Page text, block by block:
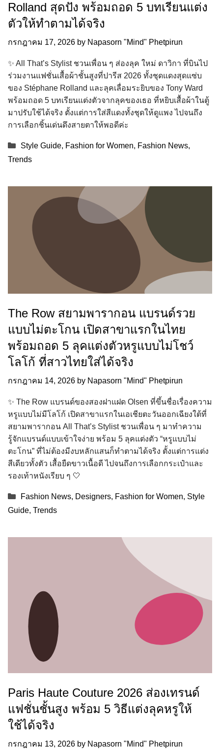
Rolland สุดปัง พร้อมถอด 5 บทเรียนแต่ง
ตัวให้ทำตามได้จริง
กรกฎาคม 17, 2026 by Napasorn "Mind" Phetpirun
✨ All That’s Stylist ชวนเพื่อน ๆ ส่องลุค ใหม่ ดาวิกา ที่บินไป
ร่วมงานแฟชั่นเสื้อผ้าชั้นสูงที่ปารีส 2026 ทั้งชุดแดงสุดแซ่บ
ของ Stéphane Rolland และลุคเลื่อมระยิบของ Tony Ward
พร้อมถอด 5 บทเรียนแต่งตัวจากลุคของเธอ ที่หยิบเสื้อผ้าในตู้
มาปรับใช้ได้จริง ตั้งแต่การใส่สีแดงทั้งชุดให้ดูแพง ไปจนถึง
การเลือกชิ้นเด่นดึงสายตาให้พอดีค่ะ
Categories
Style Guide, Fashion for Women, Fashion News,
Trends
The Row สยามพารากอน แบรนด์รวย
แบบไม่ตะโกน เปิดสาขาแรกในไทย
พร้อมถอด 5 ลุคแต่งตัวหรูแบบไม่โชว์
โลโก้ ที่สาวไทยใส่ได้จริง
กรกฎาคม 14, 2026 by Napasorn "Mind" Phetpirun
✨ The Row แบรนด์ของสองฝาแฝด Olsen ที่ขึ้นชื่อเรื่องความ
หรูแบบไม่มีโลโก้ เปิดสาขาแรกในเอเชียตะวันออกเฉียงใต้ที่
สยามพารากอน All That’s Stylist ชวนเพื่อน ๆ มาทำความ
รู้จักแบรนด์แบบเข้าใจง่าย พร้อม 5 ลุคแต่งตัว “หรูแบบไม่
ตะโกน” ที่ไม่ต้องมีงบหลักแสนก็ทำตามได้จริง ตั้งแต่การแต่ง
สีเดียวทั้งตัว เสื้อยืดขาวเนื้อดี ไปจนถึงการเลือกกระเป๋าและ
รองเท้าหนังเรียบ ๆ 🤍
Categories
Fashion News, Designers, Fashion for Women, Style
Guide, Trends
Paris Haute Couture 2026 ส่องเทรนด์
แฟชั่นชั้นสูง พร้อม 5 วิธีแต่งลุคหรูให้
ใช้ได้จริง
กรกฎาคม 13, 2026 by Napasorn "Mind" Phetpirun